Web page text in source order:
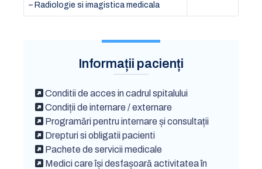
– Radiologie si imagistica medicala
Informații pacienți
Conditii de acces in cadrul spitalului
Condiții de internare / externare
Programări pentru internare și consultații
Drepturi si obligatii pacienti
Pachete de servicii medicale
Medici care își desfașoară activitatea în